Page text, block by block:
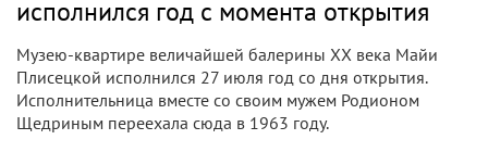
исполнился год с момента открытия
Музею-квартире величайшей балерины ХХ века Майи
Плисецкой исполнился 27 июля год со дня открытия.
Исполнительница вместе со своим мужем Родионом
Щедриным переехала сюда в 1963 году.